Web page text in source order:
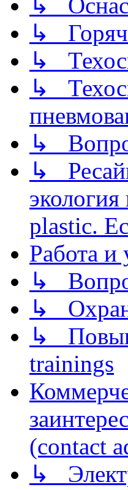
↳
↳
↳
↳
↳
plastic.
Работа и
↳
↳
↳
trainings
(contact
↳